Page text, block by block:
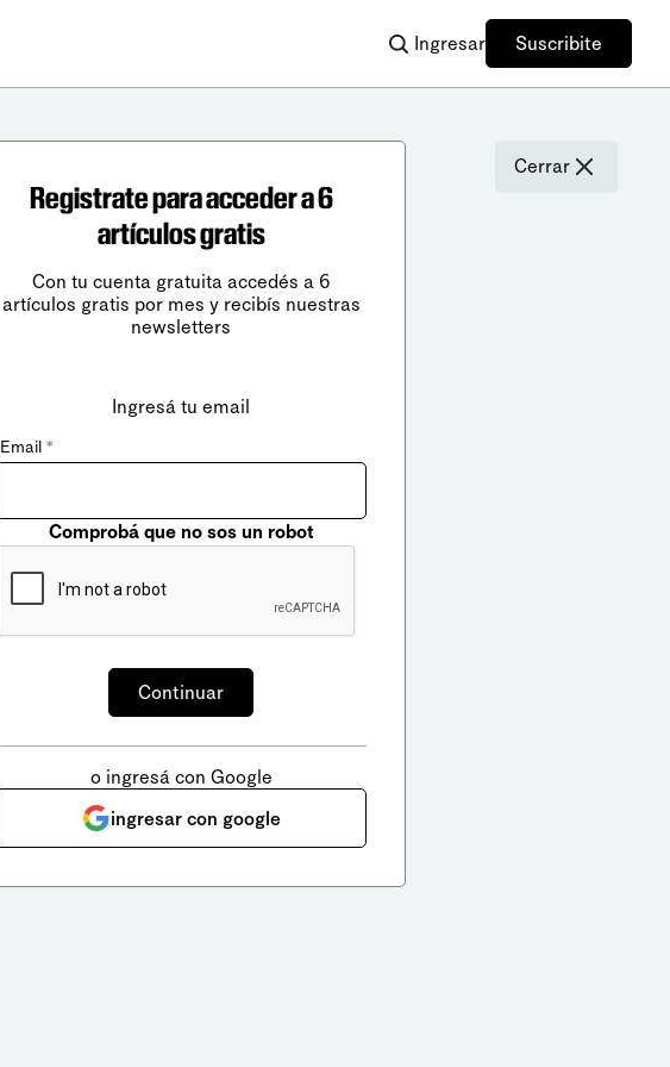
Ingresar Suscribite
Cerrar
Registrate para acceder a 6
artículos gratis
Con tu cuenta gratuita accedés a 6
artículos gratis por mes y recibís nuestras
newsletters
Ingresá tu email
Email *
Comprobá que no sos un robot
o ingresá con Google
ingresar con google